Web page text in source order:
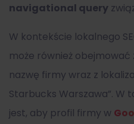
navigational query
W kontekście lokalnego
może również
nazwę firmy wraz z
Starbucks Warszawa”. W
jest, aby profil firmy w